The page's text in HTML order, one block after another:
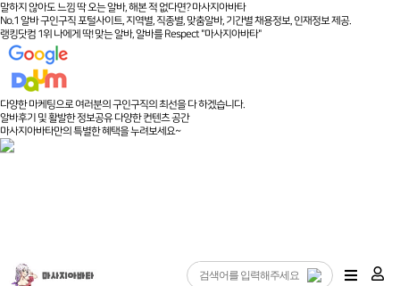
말하지 않아도 느낌 딱 오는 알바, 해본 적 없다면? 마사지아바타
No.1 알바 구인구직 포털사이트, 지역별, 직종별, 맞춤알바, 기간별 채용정보, 인재정보 제공.
랭킹닷컴 1위 나에게 딱! 맞는 알바, 알바를 Respect "마사지아바타"
다양한 마케팅으로 여러분의 구인구직의 최선을 다 하겠습니다.
알바후기 및 활발한 정보공유 다양한 컨텐츠 공간
마사지아바타만의 특별한 혜택을 누려보세요~